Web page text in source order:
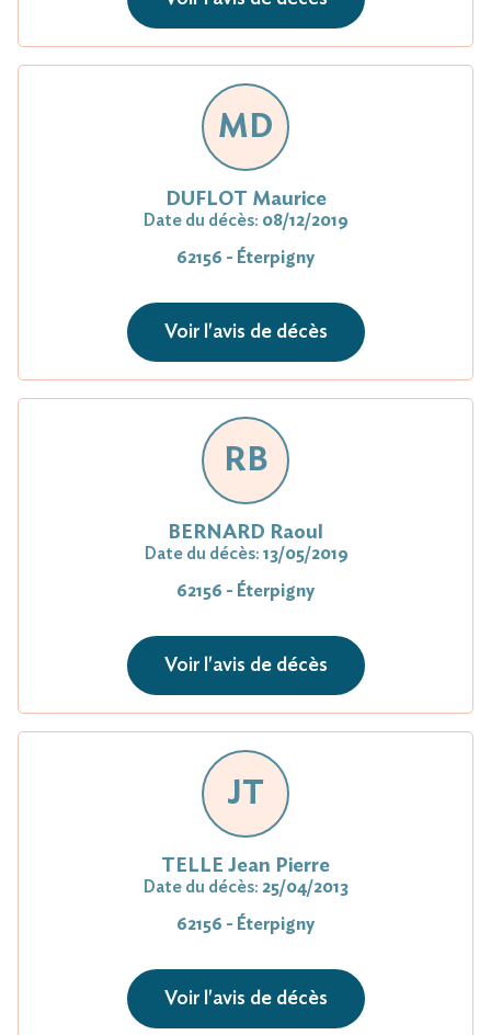
MD
DUFLOT Maurice
Date du décès: 08/12/2019
62156 - Éterpigny
Voir l'avis de décès
RB
BERNARD Raoul
Date du décès: 13/05/2019
62156 - Éterpigny
Voir l'avis de décès
JT
TELLE Jean Pierre
Date du décès: 25/04/2013
62156 - Éterpigny
Voir l'avis de décès